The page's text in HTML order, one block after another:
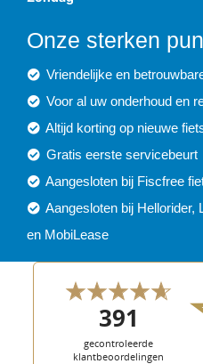
Onze sterken
Vriendelijke en
Voor al uw onderhoud en
Altijd korting op nieuwe
Gratis eerste servicebeurt
Aangesloten bij Fiscfree
Aangesloten bij Hellorider,
en MobiLease